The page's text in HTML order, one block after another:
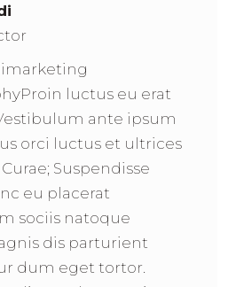
luctus eu erat
ante ipsum
orci luctus et ultrices
Suspendisse
eu placerat
sociis natoque
dis parturient
dum eget tortor.